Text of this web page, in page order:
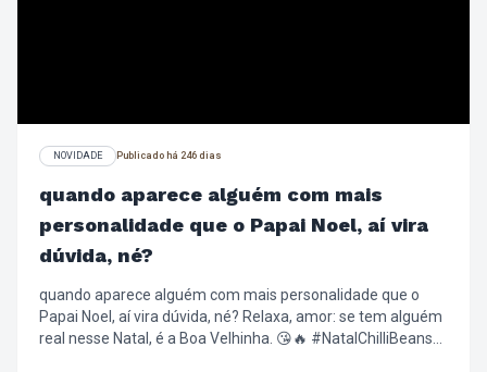
NOVIDADE Publicado há 246 dias
quando aparece alguém com mais
personalidade que o Papai Noel, aí vira
dúvida, né?
quando aparece alguém com mais personalidade que o
Papai Noel, aí vira dúvida, né? Relaxa, amor: se tem alguém
real nesse Natal, é a Boa Velhinha. 😘🔥 #NatalChilliBeans